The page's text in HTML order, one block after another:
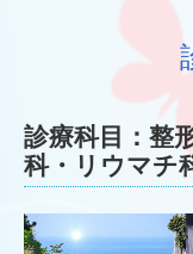
診療科目：整
科・リウマチ